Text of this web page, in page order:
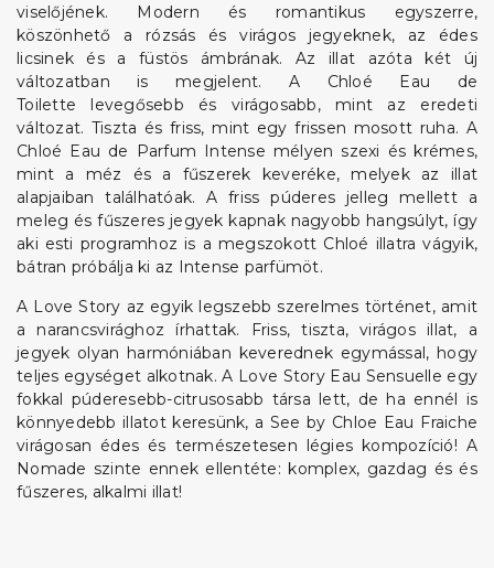
viselőjének. Modern és romantikus egyszerre,
köszönhető a rózsás és virágos jegyeknek, az édes
licsinek és a füstös ámbrának. Az illat azóta két új
változatban is megjelent. A Chloé Eau de
Toilette levegősebb és virágosabb, mint az eredeti
változat. Tiszta és friss, mint egy frissen mosott ruha. A
Chloé Eau de Parfum Intense mélyen szexi és krémes,
mint a méz és a fűszerek keveréke, melyek az illat
alapjaiban találhatóak. A friss púderes jelleg mellett a
meleg és fűszeres jegyek kapnak nagyobb hangsúlyt, így
aki esti programhoz is a megszokott Chloé illatra vágyik,
bátran próbálja ki az Intense parfümöt.
A Love Story az egyik legszebb szerelmes történet, amit
a narancsvirághoz írhattak. Friss, tiszta, virágos illat, a
jegyek olyan harmóniában keverednek egymással, hogy
teljes egységet alkotnak. A Love Story Eau Sensuelle egy
fokkal púderesebb-citrusosabb társa lett, de ha ennél is
könnyedebb illatot keresünk, a See by Chloe Eau Fraiche
virágosan édes és természetesen légies kompozíció! A
Nomade szinte ennek ellentéte: komplex, gazdag és és
fűszeres, alkalmi illat!